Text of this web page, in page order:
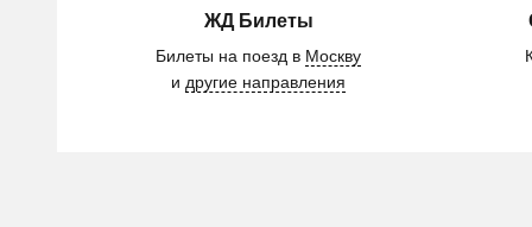
ЖД Билеты
Билеты на поезд в Москву
и другие направления